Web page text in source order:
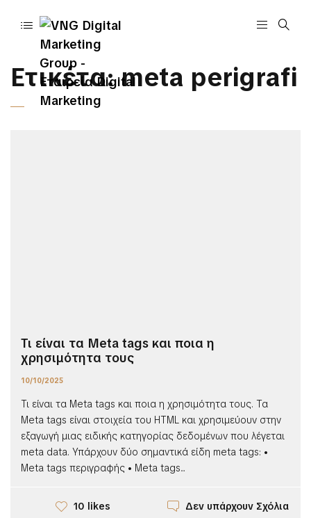
Ετικέτα:meta perigrafi
Τι είναι τα Meta tags και ποια η
χρησιμότητα τους
10/10/2025
Τι είναι τα Meta tags και ποια η χρησιμότητα τους. Τα
Meta tags είναι στοιχεία του HTML και χρησιμεύουν στην
εξαγωγή μιας ειδικής κατηγορίας δεδομένων που λέγεται
meta data. Υπάρχουν δύο σημαντικά είδη meta tags: •
Meta tags περιγραφής • Meta tags...
10 likes Δεν υπάρχουν Σχόλια